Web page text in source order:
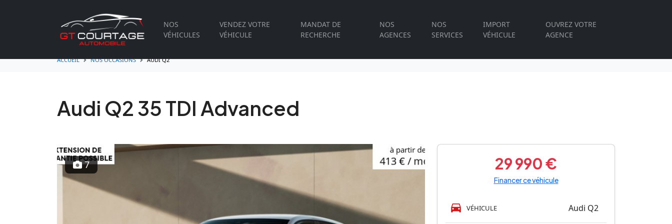
NOS
VÉHICULES
VENDEZ VOTRE
VÉHICULE
MANDAT DE
RECHERCHE
NOS
AGENCES
NOS
SERVICES
IMPORT
VÉHICULE
OUVREZ VOTRE
AGENCE
ACCUEIL NOS OCCASIONS AUDI Q2
Audi Q2 35 TDI Advanced
7 29 990 €
Financer ce véhicule
VÉHICULE Audi Q2